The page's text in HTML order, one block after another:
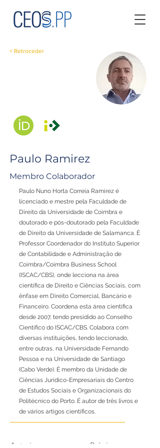
< Retroceder
Paulo Ramirez
Membro Colaborador
Paulo Nuno Horta Correia Ramirez é
licenciado e mestre pela Faculdade de
Direito da Universidade de Coimbra e
doutorado e pós-doutorado pela Faculdade
de Direito da Universidade de Salamanca. É
Professor Coordenador do Instituto Superior
de Contabilidade e Administração de
Coimbra/Coimbra Business School
(ISCAC/CBS), onde lecciona na área
científica de Direito e Ciências Sociais, com
ênfase em Direito Comercial, Bancário e
Financeiro. Coordena esta área científica
desde 2007, tendo presidido ao Conselho
Científico do ISCAC/CBS. Colabora com
diversas instituições, tendo leccionado,
entre outras, na Universidade Fernando
Pessoa e na Universidade de Santiago
(Cabo Verde). É membro da Unidade de
Ciências Jurídico-Empresariais do Centro
de Estudos Sociais e Organizacionais do
Politécnico do Porto. É autor de três livros e
de vários artigos científicos.
Anterior Próximo